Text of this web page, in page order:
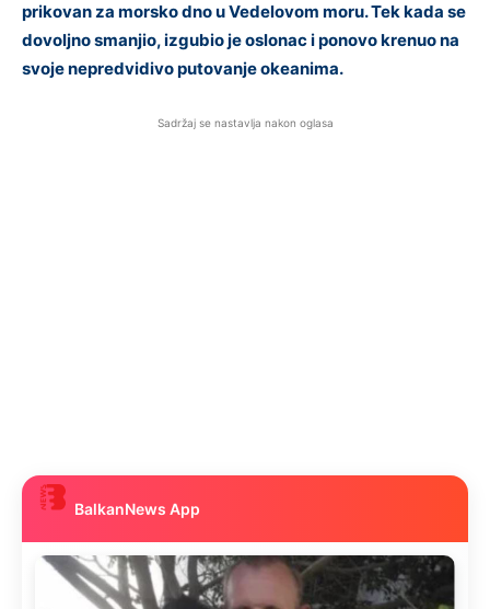
prikovan za morsko dno u Vedelovom moru. Tek kada se
dovoljno smanjio, izgubio je oslonac i ponovo krenuo na
svoje nepredvidivo putovanje okeanima.
Sadržaj se nastavlja nakon oglasa
BalkanNews App